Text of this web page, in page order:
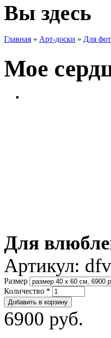
Вы здесь
Главная » Арт-доски » Для
Мое
Для
Артикул:
Размер
Количество *
6900 руб.